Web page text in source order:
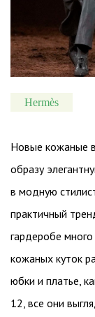
Hermès
Новые кожаные
образу
в модную
практичный
гардеробе
кожаных куток
юбки и платье,
12, все они